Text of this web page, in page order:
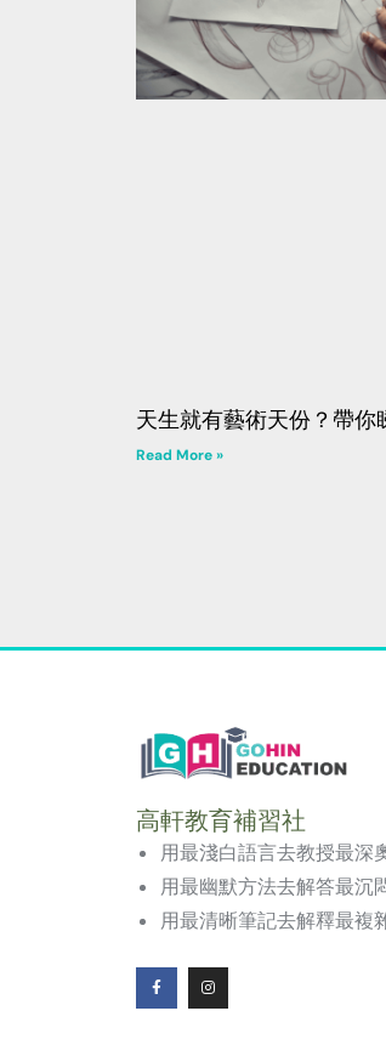
天生就有藝術天份？帶你
Read More »
高軒教育補習社
用最淺白語言去教授最深
用最幽默方法去解答最沉
用最清晰筆記去解釋最複
F
a
I
n